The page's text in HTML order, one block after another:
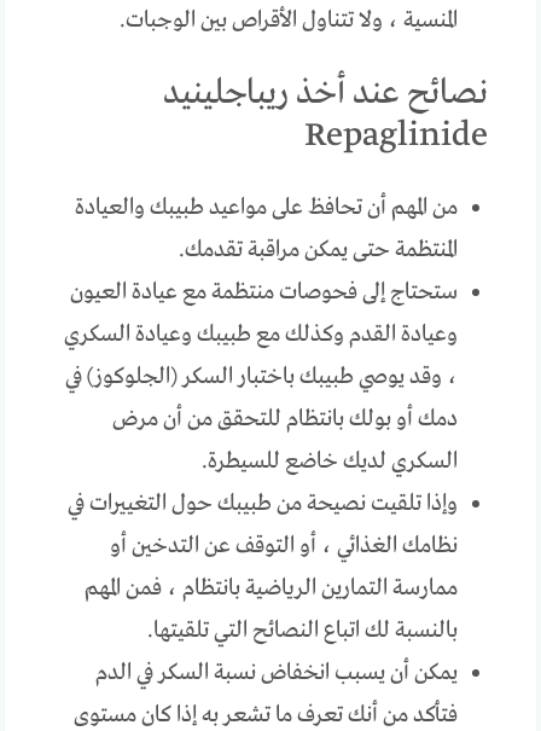
المنسية ، ولا تتناول الأقراص بين الوجبات.
نصائح عند أخذ ريباجلينيد
Repaglinide
من المهم أن تحافظ على مواعيد طبيبك والعيادة
المنتظمة حتى يمكن مراقبة تقدمك.
ستحتاج إلى فحوصات منتظمة مع عيادة العيون
وعيادة القدم وكذلك مع طبيبك وعيادة السكري
، وقد يوصي طبيبك باختبار السكر (الجلوكوز) في
دمك أو بولك بانتظام للتحقق من أن مرض
السكري لديك خاضع للسيطرة.
وإذا تلقيت نصيحة من طبيبك حول التغييرات في
نظامك الغذائي ، أو التوقف عن التدخين أو
ممارسة التمارين الرياضية بانتظام ، فمن المهم
بالنسبة لك اتباع النصائح التي تلقيتها.
يمكن أن يسبب انخفاض نسبة السكر في الدم
فتأكد من أنك تعرف ما تشعر به إذا كان مستوى